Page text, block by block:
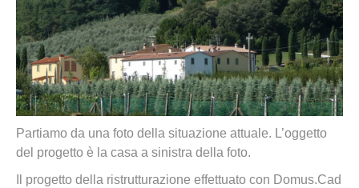
Partiamo da una foto della situazione attuale. L’oggetto
del progetto è la casa a sinistra della foto.
Il progetto della ristrutturazione effettuato con Domus.Cad